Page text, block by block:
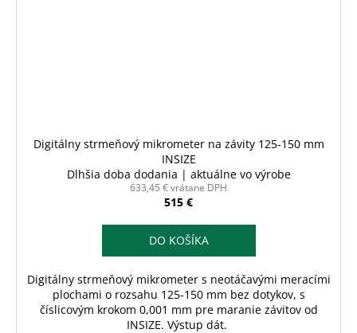
Digitálny strmeňový mikrometer na závity 125-150 mm
INSIZE
Dlhšia doba dodania | aktuálne vo výrobe
633,45 € vrátane DPH
515 €
DO KOŠÍKA
Digitálny strmeňový mikrometer s neotáčavými meracími
plochami o rozsahu 125-150 mm bez dotykov, s
číslicovým krokom 0,001 mm pre maranie závitov od
INSIZE. Výstup dát.